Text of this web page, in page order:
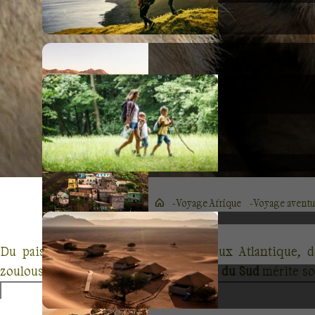
Voyage Afrique Voyage
Du paisible océan Indien au vigoureux Atlantique,
zoulousauxpeintures xhosa, l’Afrique du Sudmérite
Swaziland et du Lesotho, l’adjectif sauvage prend son